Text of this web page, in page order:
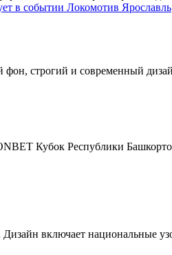
Локомотив Ярославль